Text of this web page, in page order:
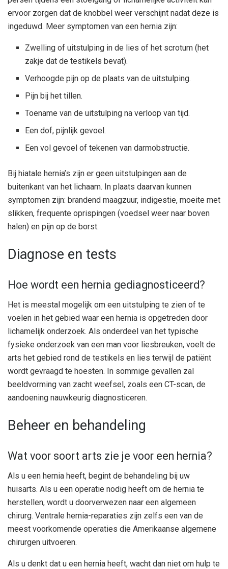
ervoor zorgen dat de knobbel weer verschijnt nadat deze is
ingeduwd. Meer symptomen van een hernia zijn:
Zwelling of uitstulping in de lies of het scrotum (het
zakje dat de testikels bevat).
Verhoogde pijn op de plaats van de uitstulping.
Pijn bij het tillen.
Toename van de uitstulping na verloop van tijd.
Een dof, pijnlijk gevoel.
Een vol gevoel of tekenen van darmobstructie.
Bij hiatale hernia’s zijn er geen uitstulpingen aan de
buitenkant van het lichaam. In plaats daarvan kunnen
symptomen zijn: brandend maagzuur, indigestie, moeite met
slikken, frequente oprispingen (voedsel weer naar boven
halen) en pijn op de borst.
Diagnose en tests
Hoe wordt een hernia gediagnosticeerd?
Het is meestal mogelijk om een ​​uitstulping te zien of te
voelen in het gebied waar een hernia is opgetreden door
lichamelijk onderzoek. Als onderdeel van het typische
fysieke onderzoek van een man voor liesbreuken, voelt de
arts het gebied rond de testikels en lies terwijl de patiënt
wordt gevraagd te hoesten. In sommige gevallen zal
beeldvorming van zacht weefsel, zoals een CT-scan, de
aandoening nauwkeurig diagnosticeren.
Beheer en behandeling
Wat voor soort arts zie je voor een hernia?
Als u een hernia heeft, begint de behandeling bij uw
huisarts. Als u een operatie nodig heeft om de hernia te
herstellen, wordt u doorverwezen naar een algemeen
chirurg. Ventrale hernia-reparaties zijn zelfs een van de
meest voorkomende operaties die Amerikaanse algemene
chirurgen uitvoeren.
Als u denkt dat u een hernia heeft, wacht dan niet om hulp te